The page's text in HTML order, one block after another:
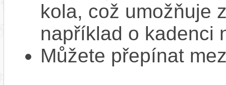
kola, což umožňuje
například o kadenci
Můžete přepínat